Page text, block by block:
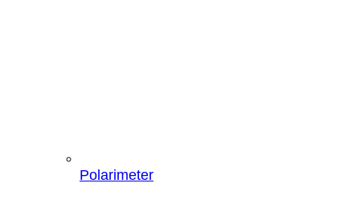
Polarimeter